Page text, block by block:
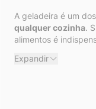
A geladeira é um dos
qualquer cozinha.
alimentos é
consumidores.
Expandir